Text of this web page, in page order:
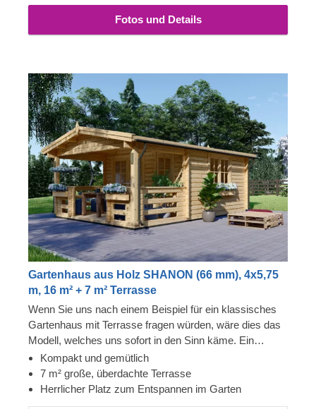
Fotos und Details
Gartenhaus aus Holz SHANON (66 mm), 4x5,75
m, 16 m² + 7 m² Terrasse
Wenn Sie uns nach einem Beispiel für ein klassisches
Gartenhaus mit Terrasse fragen würden, wäre dies das
Modell, welches uns sofort in den Sinn käme. Ein
Höchstmaß an Funktionalität, Ästhetik und Komfort in
einer kompakten Form machen das Gartenhaus
SHANON aus Holz zu einem echten Highlight. Diese
Kompakt und gemütlich
7 m² große, überdachte Terrasse
Herrlicher Platz zum Entspannen im Garten